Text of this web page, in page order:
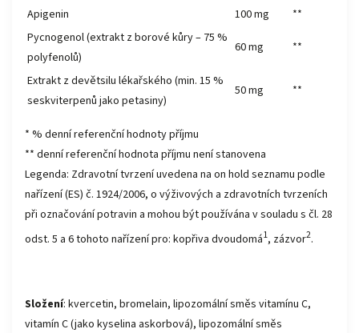
Apigenin
100 mg
**
Pycnogenol (extrakt z borové kůry – 75 %
polyfenolů)
60 mg **
Extrakt z devětsilu lékařského (min. 15 %
seskviterpenů jako petasiny)
50 mg **
* % denní referenční hodnoty příjmu
** denní referenční hodnota příjmu není stanovena
Legenda: Zdravotní tvrzení uvedena na on hold seznamu podle
nařízení (ES) č. 1924/2006, o výživových a zdravotních tvrzeních
při označování potravin a mohou být používána v souladu s čl. 28
odst. 5 a 6 tohoto nařízení pro: kopřiva dvoudomá1, zázvor2.
Složení: kvercetin, bromelain, lipozomální směs vitamínu C,
vitamín C (jako kyselina askorbová), lipozomální směs